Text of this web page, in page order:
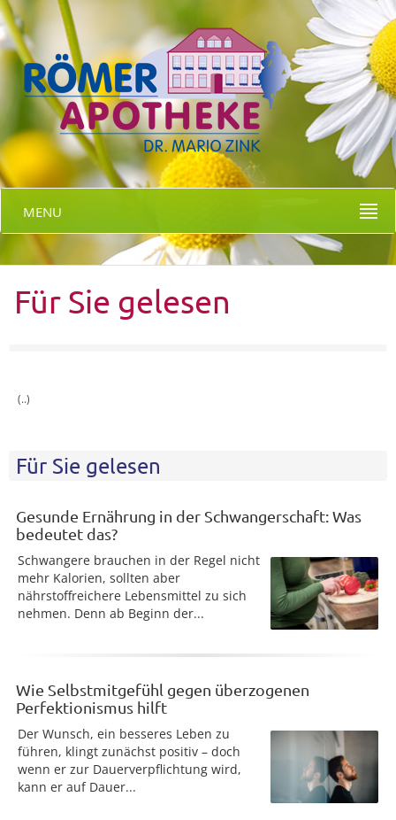
MENU
Für Sie gelesen
(..)
Für Sie gelesen
Gesunde Ernährung in der Schwangerschaft: Was
bedeutet das?
Schwangere brauchen in der Regel nicht
mehr Kalorien, sollten aber
nährstoffreichere Lebensmittel zu sich
nehmen. Denn ab Beginn der...
Wie Selbstmitgefühl gegen überzogenen
Perfektionismus hilft
Der Wunsch, ein besseres Leben zu
führen, klingt zunächst positiv – doch
wenn er zur Dauerverpflichtung wird,
kann er auf Dauer...